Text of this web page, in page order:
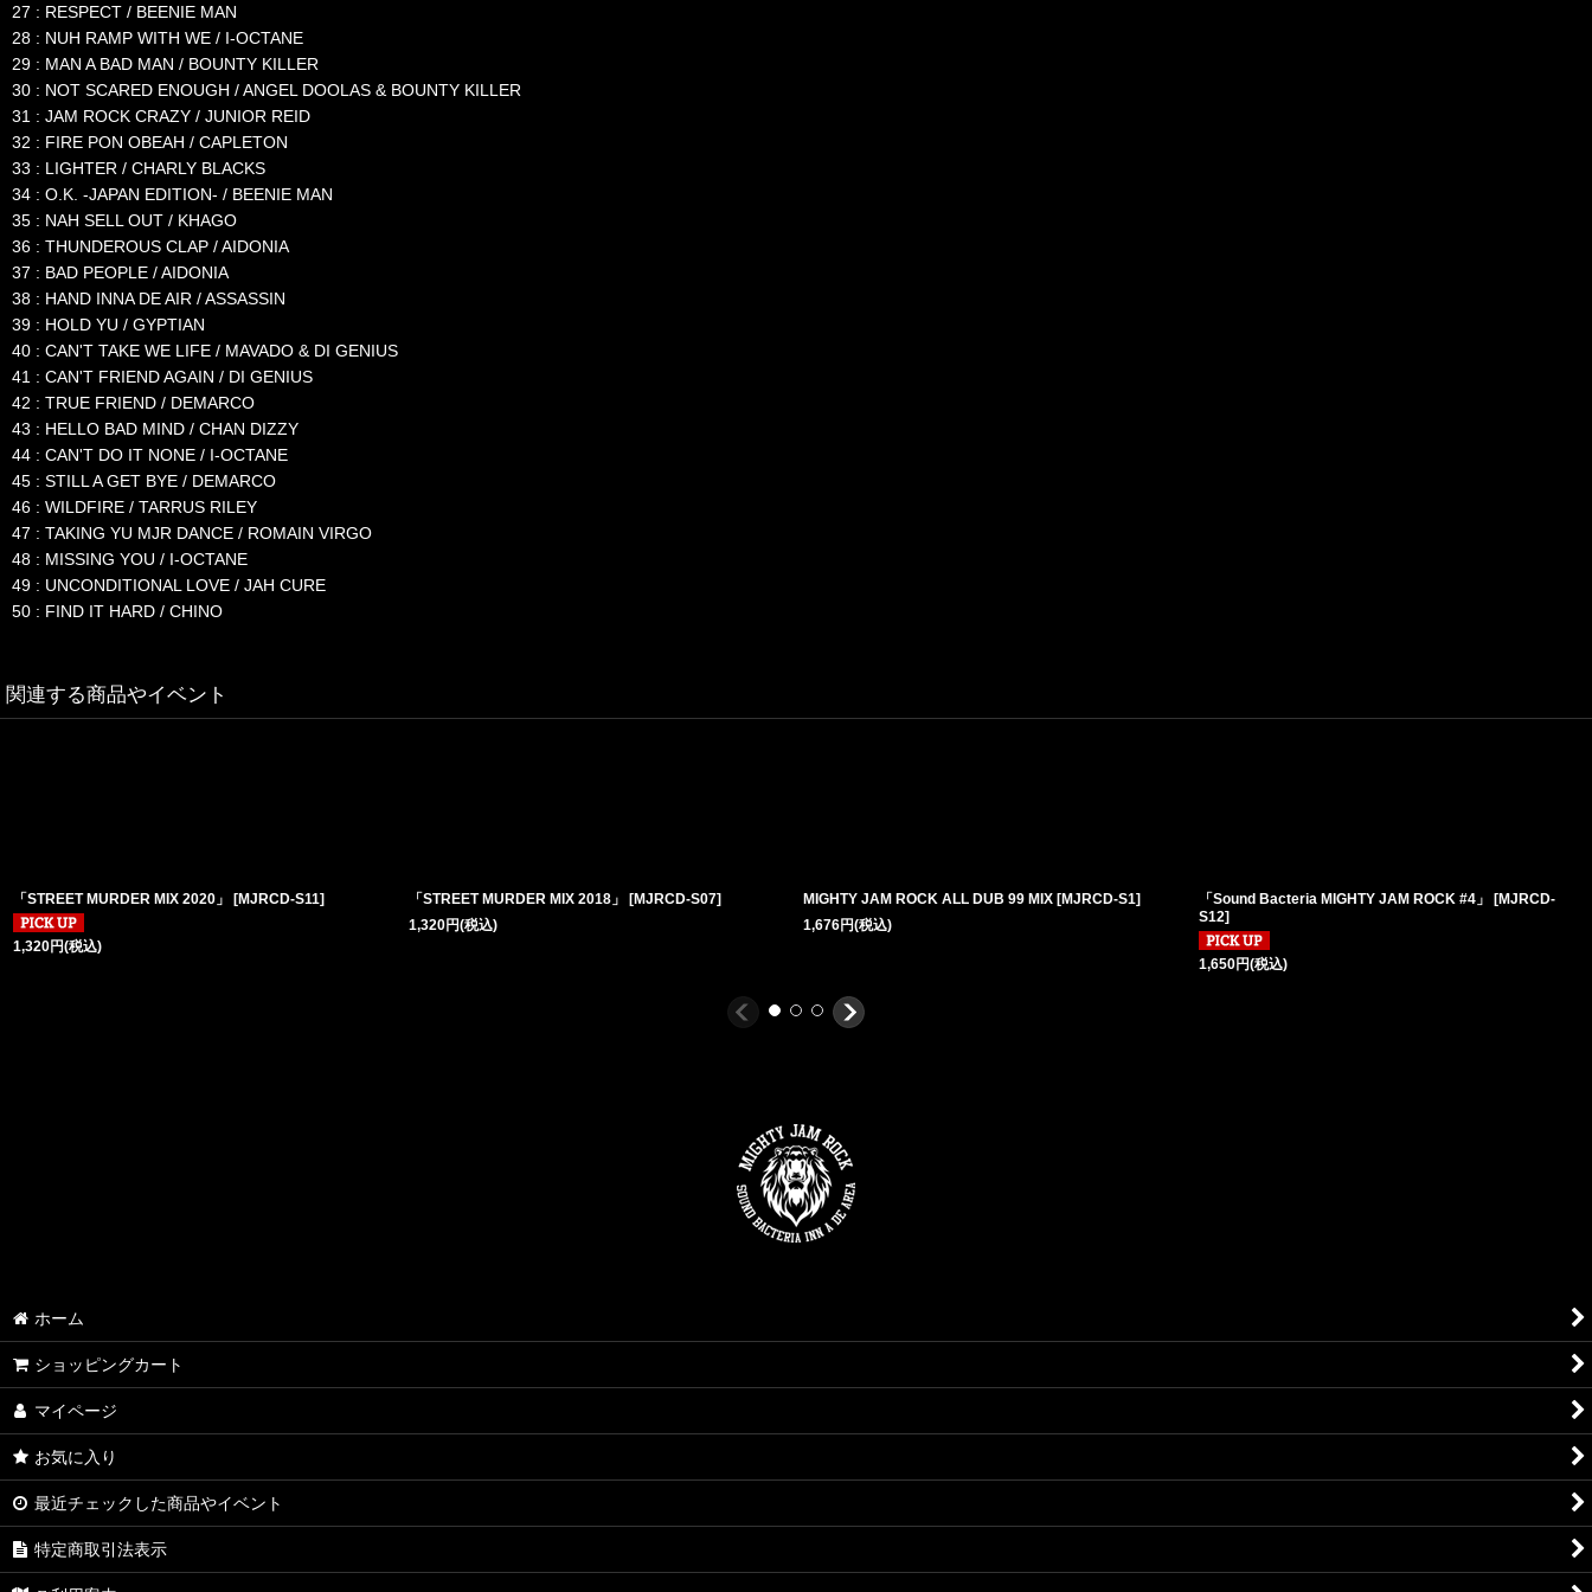
27 : RESPECT / BEENIE MAN
28 : NUH RAMP WITH WE / I-OCTANE
29 : MAN A BAD MAN / BOUNTY KILLER
30 : NOT SCARED ENOUGH / ANGEL DOOLAS & BOUNTY KILLER
31 : JAM ROCK CRAZY / JUNIOR REID
32 : FIRE PON OBEAH / CAPLETON
33 : LIGHTER / CHARLY BLACKS
34 : O.K. -JAPAN EDITION- / BEENIE MAN
35 : NAH SELL OUT / KHAGO
36 : THUNDEROUS CLAP / AIDONIA
37 : BAD PEOPLE / AIDONIA
38 : HAND INNA DE AIR / ASSASSIN
39 : HOLD YU / GYPTIAN
40 : CAN'T TAKE WE LIFE / MAVADO & DI GENIUS
41 : CAN'T FRIEND AGAIN / DI GENIUS
42 : TRUE FRIEND / DEMARCO
43 : HELLO BAD MIND / CHAN DIZZY
44 : CAN'T DO IT NONE / I-OCTANE
45 : STILL A GET BYE / DEMARCO
46 : WILDFIRE / TARRUS RILEY
47 : TAKING YU MJR DANCE / ROMAIN VIRGO
48 : MISSING YOU / I-OCTANE
49 : UNCONDITIONAL LOVE / JAH CURE
50 : FIND IT HARD / CHINO
関連する商品やイベント
「STREET MURDER MIX 2020」 [MJRCD-S11]
1,320円(税込)
「STREET MURDER MIX 2018」 [MJRCD-S07]
1,320円(税込)
MIGHTY JAM ROCK ALL DUB 99 MIX [MJRCD-S1]
1,676円(税込)
「Sound Bacteria MIGHTY JAM ROCK #4」 [MJRCD-
S12]
1,650円(税込)
ホーム
ショッピングカート
マイページ
お気に入り
最近チェックした商品やイベント
特定商取引法表示